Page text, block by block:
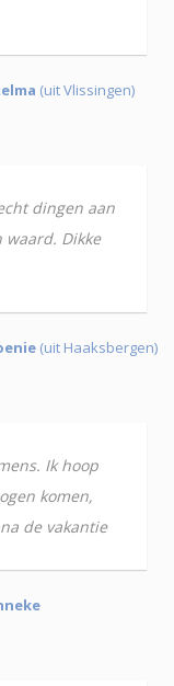
(uit Vlissingen)
dingen aan
Dikke
(uit Haaksbergen)
Ik hoop
komen,
de vakantie